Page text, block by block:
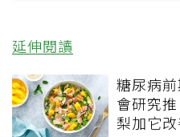
延伸閱讀
糖尿病
會研究
梨加它